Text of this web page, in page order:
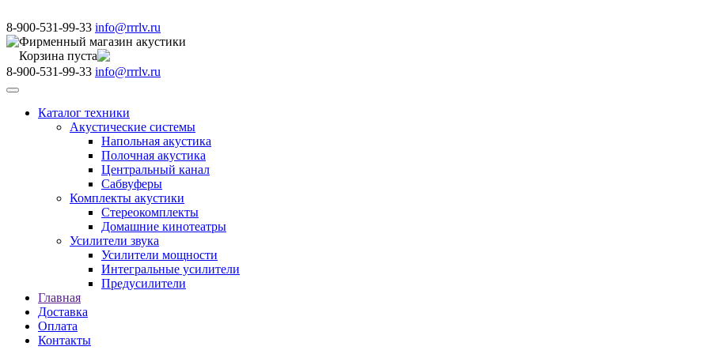
8-900-531-99-33 info@rrrlv.ru
Фирменный магазин акустики
Корзина пуста
8-900-531-99-33 info@rrrlv.ru
Меню
Каталог техники
Акустические системы
Напольная акустика
Полочная акустика
Центральный канал
Сабвуферы
Комплекты акустики
Стереокомплекты
Домашние кинотеатры
Усилители звука
Усилители мощности
Интегральные усилители
Предусилители
Главная
Доставка
Оплата
Контакты